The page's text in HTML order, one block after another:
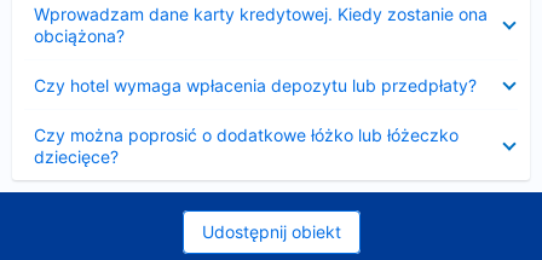
Wprowadzam dane karty kredytowej. Kiedy zostanie ona
obciążona?
Czy hotel wymaga wpłacenia depozytu lub przedpłaty?
Czy można poprosić o dodatkowe łóżko lub łóżeczko
dziecięce?
Udostępnij obiekt